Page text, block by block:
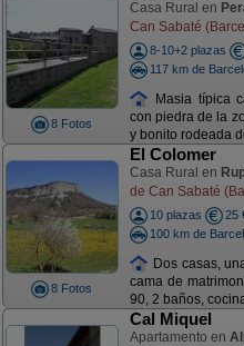
8 Fotos
Casa Rural en
Can Sabaté
8-10+2 plazas
117 km de
Masia típica
con piedra de la
y bonito rodeada
8 Fotos
El Colomer
Casa Rural en
de Can Sabaté
10 plazas
25
100 km de
Dos casas,
cama de
90, 2 baños,
Cal Miquel
Apartamento en